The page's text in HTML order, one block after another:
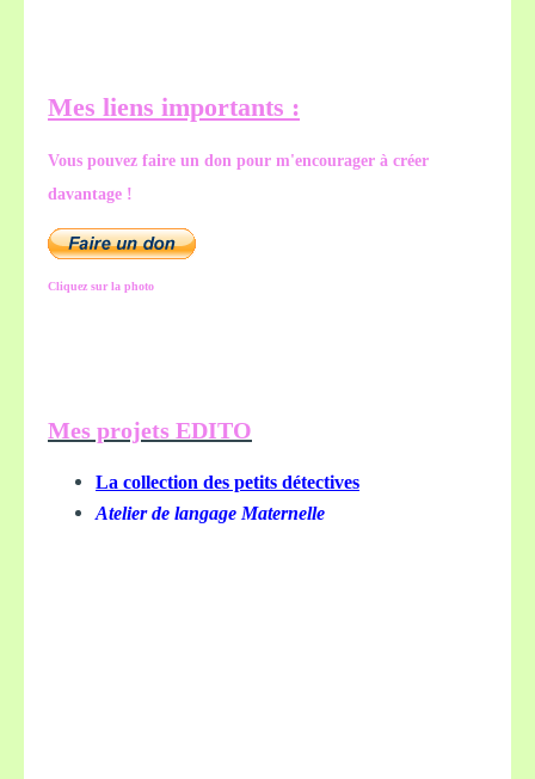
Mes liens importants :
Vous pouvez faire un don pour m'encourager à créer
davantage !
Cliquez sur la photo
Mes projets EDITO
La collection des petits détectives
Atelier de langage Maternelle